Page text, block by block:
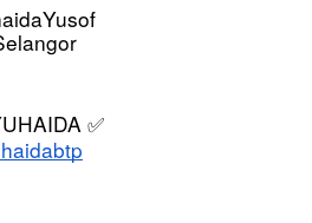
✅
Tingkatan 4